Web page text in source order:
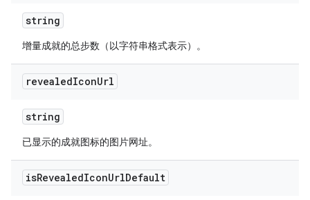
string
增量成就的总步数（以字符串格式表示）。
revealedIconUrl
string
已显示的成就图标的图片网址。
isRevealedIconUrlDefault